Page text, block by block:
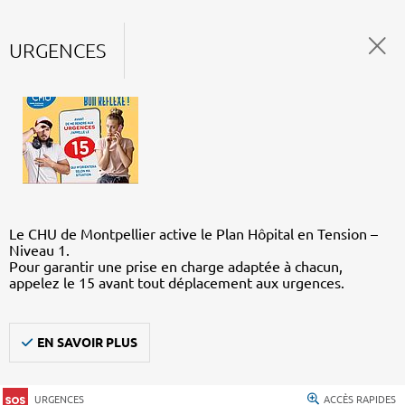
URGENCES
Le CHU de Montpellier active le Plan Hôpital en Tension –
Niveau 1.
Pour garantir une prise en charge adaptée à chacun,
appelez le 15 avant tout déplacement aux urgences.
EN SAVOIR PLUS
URGENCES ACCÈS RAPIDES